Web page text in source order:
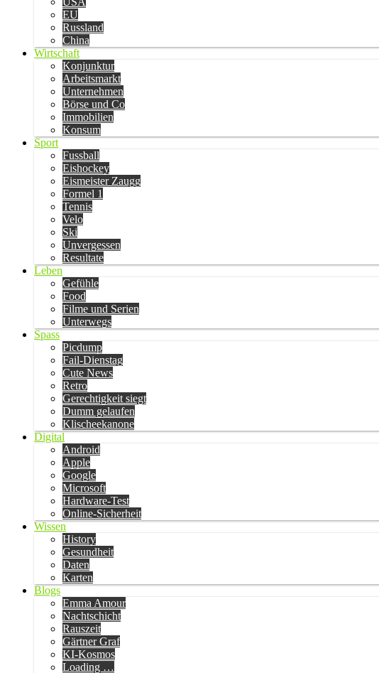
EU
Russland
China
Wirtschaft
Konjunktur
Arbeitsmarkt
Unternehmen
Börse und Co
Immobilien
Konsum
Sport
Fussball
Eishockey
Eismeister Zaugg
Formel 1
Tennis
Velo
Ski
Unvergessen
Resultate
Leben
Gefühle
Food
Filme und Serien
Unterwegs
Spass
Picdump
Fail-Dienstag
Cute News
Retro
Gerechtigkeit siegt
Dumm gelaufen
Klischeekanone
Digital
Android
Apple
Google
Microsoft
Hardware-Test
Online-Sicherheit
Wissen
History
Gesundheit
Daten
Karten
Blogs
Emma Amour
Nachtschicht
Rauszeit
Gärtner Graf
KI-Kosmos
Loading …